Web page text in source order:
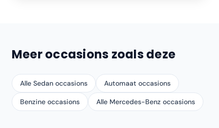
Meer occasions zoals deze
Alle Sedan occasions Automaat occasions
Benzine occasions Alle Mercedes-Benz occasions